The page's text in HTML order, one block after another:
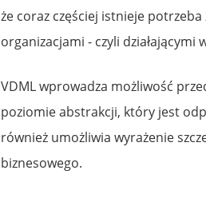
że coraz częściej istnieje
organizacjami - czyli działającymi
VDML wprowadza możliwość
poziomie abstrakcji, który jest
również umożliwia wyrażenie
biznesowego.